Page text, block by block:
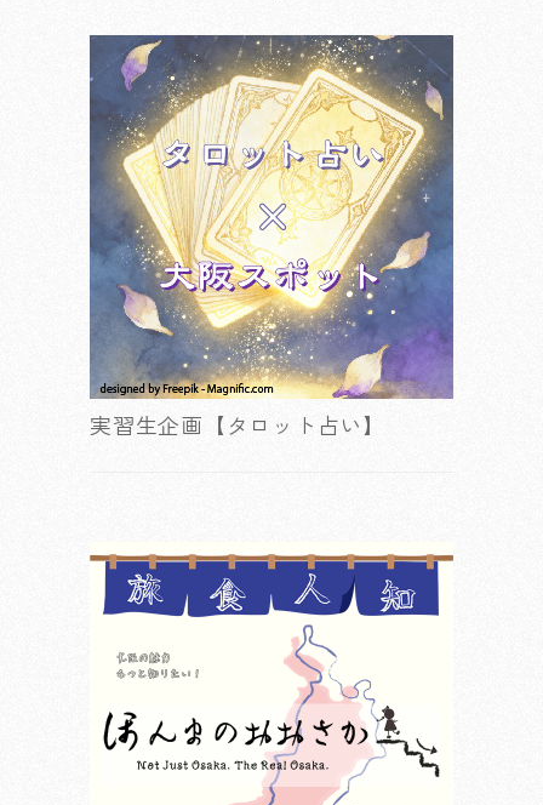
実習生企画【タロット占い】